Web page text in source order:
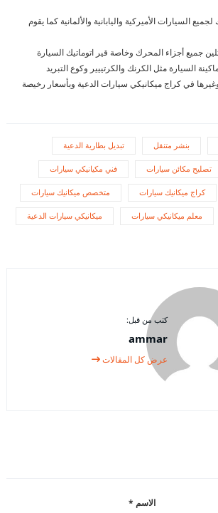
السيارات الأميركية واليابانية والألمانية كما يقوم
جميع أجزاء المحرك وخاصة قير اتوماتيك السيارة
السيارة مثل الكرنك والكرتييير وكوع التبريد
في كراج ميكانيكي سيارات الدعية وبأسعار رخيصة
بنشر متنقل تبديل بطارية الدعية
تصليح مكائن سيارات فني مكيانيكي سيارات
كراج ميكانيك سيارات متخصص ميكانيك سيارات
معلم ميكانيكي سيارات ميكانيكي سيارات الدعية
كتب من قبل:
ammar
عرض كل المقالات
الاسم *